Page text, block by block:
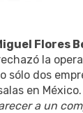
Flores
la
sólo dos
en México.
a un